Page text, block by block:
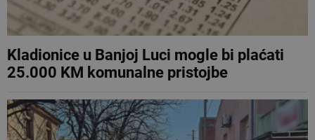
Kladionice u Banjoj Luci mogle bi plaćati
25.000 KM komunalne pristojbe